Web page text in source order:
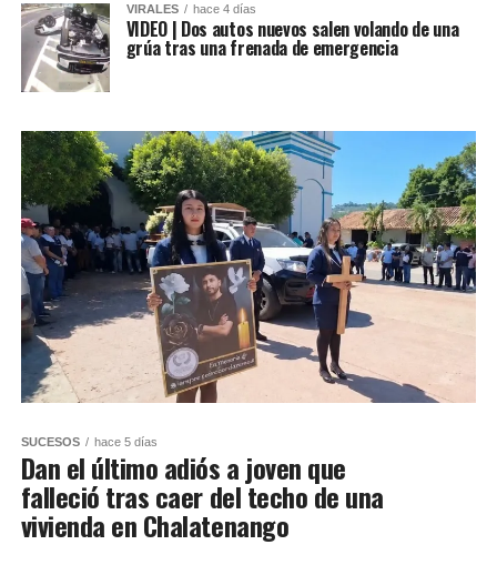
VIRALES hace 4 días
VIDEO | Dos autos nuevos salen volando de una
grúa tras una frenada de emergencia
SUCESOS hace 5 días
Dan el último adiós a joven que
falleció tras caer del techo de una
vivienda en Chalatenango